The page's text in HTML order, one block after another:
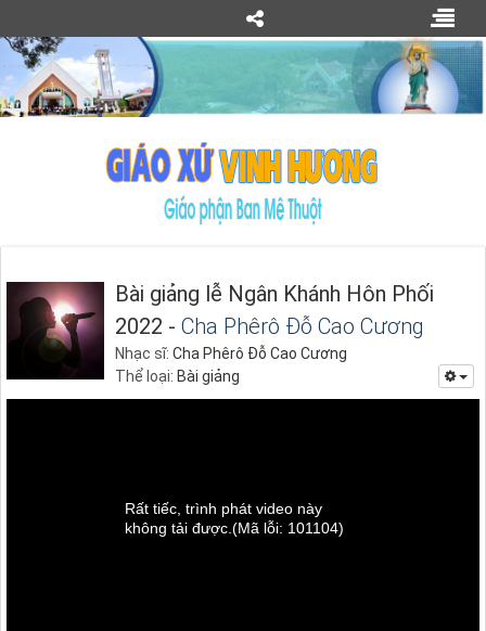
Bài giảng lễ Ngân Khánh Hôn Phối
2022 - Cha Phêrô Đỗ Cao Cương
Nhạc sĩ: Cha Phêrô Đỗ Cao Cương
Thể loại: Bài giảng
Rất tiếc, trình phát video này
không tải được. (Mã lỗi: 101104)